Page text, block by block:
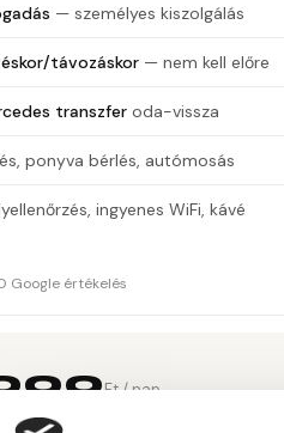
— személyes kiszolgálás
távozáskor — nem kell előre
transzfer oda-vissza
ponyva bérlés, autómosás
ingyenes WiFi, kávé
Google értékelés
Ft / nap